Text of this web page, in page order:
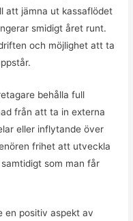
att jämna ut kassaflödet
smidigt året runt.
och möjlighet att ta
behålla full
från att ta in externa
eller inflytande över
frihet att utveckla
som man får
en positiv aspekt av